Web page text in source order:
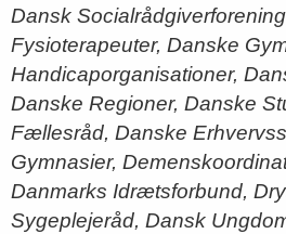
Dansk
Fysioterapeuter, Danske
Handicaporganisationer,
Danske Regioner, Danske
Fællesråd, Danske
Gymnasier,
Danmarks Idrætsforbund,
Sygeplejeråd, Dansk